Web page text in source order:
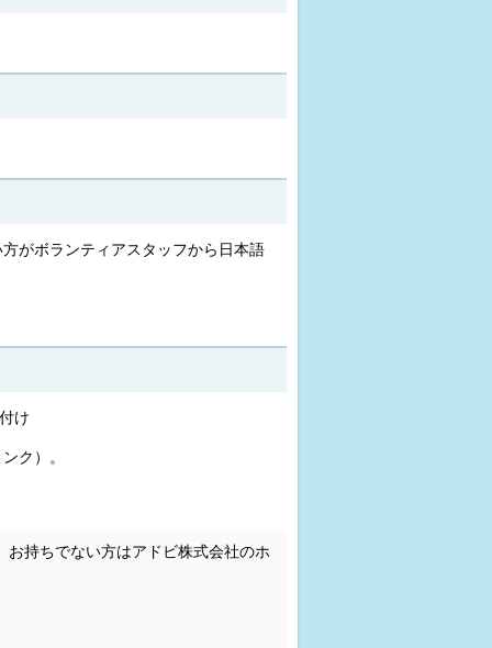
がボランティアスタッフから日本語
け
ク）。
お持ちでない方はアドビ株式会社のホ